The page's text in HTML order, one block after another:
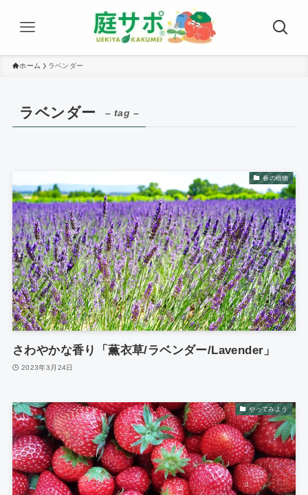
ホーム ラベンダー
ラベンダー – tag –
春の植物
さわやかな香り「薫衣草/ラベンダー/Lavender」
2023年3月24日
やってみよう